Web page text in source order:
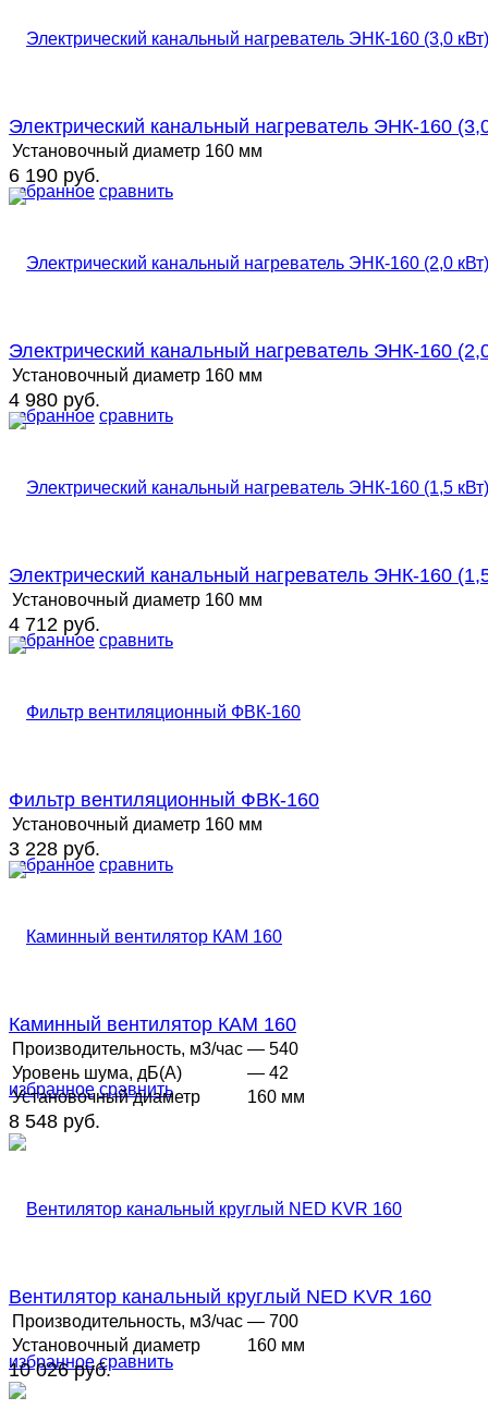
избранное сравнить
Электрический канальный нагреватель ЭНК-160
Установочный диаметр 160 мм
6 190 руб.
избранное сравнить
Электрический канальный нагреватель ЭНК-160
Установочный диаметр 160 мм
4 980 руб.
избранное сравнить
Электрический канальный нагреватель ЭНК-160
Установочный диаметр 160 мм
4 712 руб.
избранное сравнить
Фильтр вентиляционный ФВК-160
Установочный диаметр 160 мм
3 228 руб.
избранное сравнить
Каминный вентилятор КАМ 160
Производительность, м3/час — 540
Уровень шума, дБ(А)
— 42
Установочный диаметр
160 мм
8 548 руб.
избранное сравнить
Вентилятор канальный круглый NED KVR 160
Производительность, м3/час — 700
Установочный диаметр
160 мм
10 026 руб.